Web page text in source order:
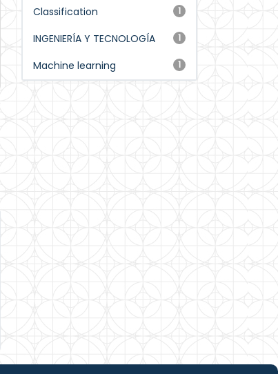
1
Classification
1
INGENIERÍA Y TECNOLOGÍA
1
Machine learning